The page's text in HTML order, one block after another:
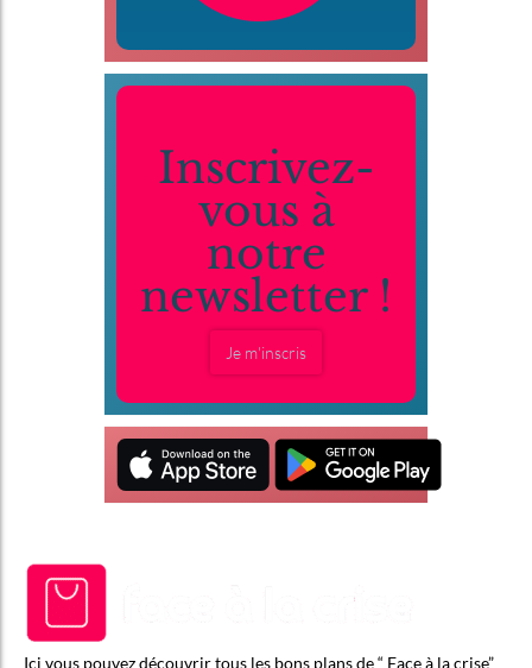
Inscrivez-
vous à
notre
newsletter !
Je m'inscris
Ici vous pouvez découvrir tous les bons plans de “ Face à la crise”